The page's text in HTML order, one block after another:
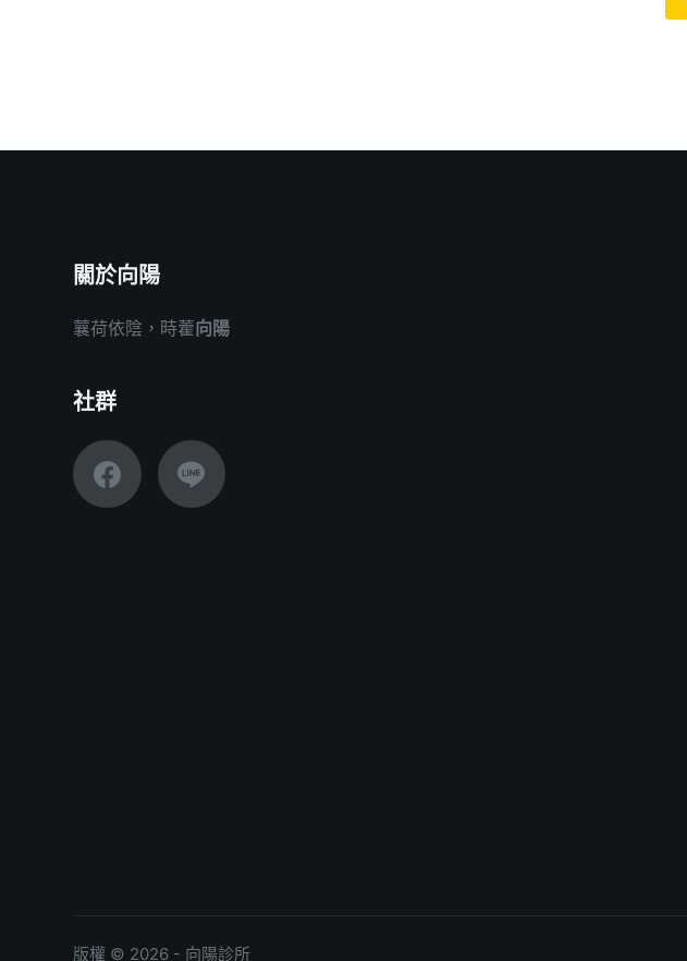
關於向陽
蘘荷依陰，時藿向陽
社群
版權 © 2026 - 向陽診所